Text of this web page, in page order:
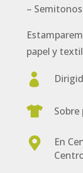
–
papel y



En